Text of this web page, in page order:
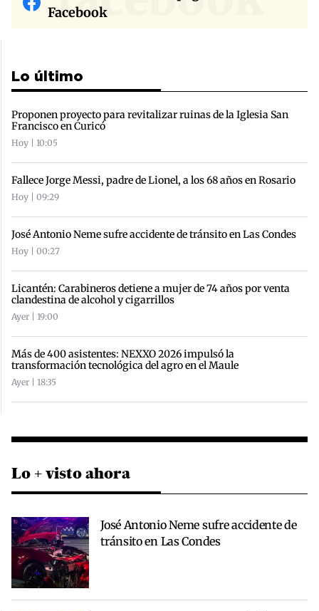
Facebook
Lo último
Proponen proyecto para revitalizar ruinas de la Iglesia San
Francisco en Curicó
Hoy | 10:05
Fallece Jorge Messi, padre de Lionel, a los 68 años en Rosario
Hoy | 09:29
José Antonio Neme sufre accidente de tránsito en Las Condes
Hoy | 00:27
Licantén: Carabineros detiene a mujer de 74 años por venta
clandestina de alcohol y cigarrillos
Ayer | 19:00
Más de 400 asistentes: NEXXO 2026 impulsó la
transformación tecnológica del agro en el Maule
Ayer | 18:35
Lo + visto ahora
José Antonio Neme sufre accidente de
tránsito en Las Condes